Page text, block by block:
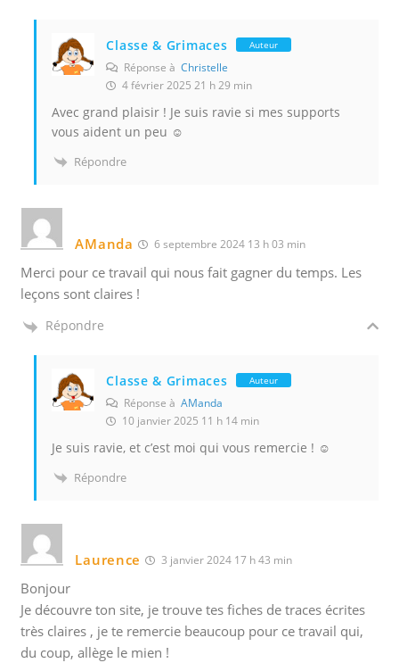
Classe & Grimaces Auteur
Réponse àChristelle
4 février 2025 21 h 29 min
Avec grand plaisir ! Je suis ravie si mes supports
vous aident un peu ☺️
Répondre
AManda 6 septembre 2024 13 h 03 min
Merci pour ce travail qui nous fait gagner du temps. Les
leçons sont claires !
Répondre
Classe & Grimaces Auteur
Réponse àAManda
10 janvier 2025 11 h 14 min
Je suis ravie, et c’est moi qui vous remercie ! ☺️
Répondre
Laurence 3 janvier 2024 17 h 43 min
Bonjour
Je découvre ton site, je trouve tes fiches de traces écrites
très claires , je te remercie beaucoup pour ce travail qui,
du coup, allège le mien !